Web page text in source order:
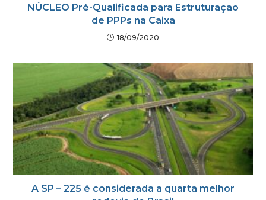
NÚCLEO Pré-Qualificada para Estruturação
de PPPs na Caixa
18/09/2020
A SP – 225 é considerada a quarta melhor